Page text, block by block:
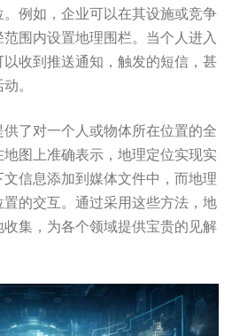
例如，企业可以在其设施或竞争
围内设置地理围栏。当个人进入
收到推送通知，触发的短信，甚
。
了对一个人或物体所在位置的全
图上准确表示，地理定位实现实
信息添加到媒体文件中，而地理
的交互。通过采用这些方法，地
集，为各个领域提供宝贵的见解